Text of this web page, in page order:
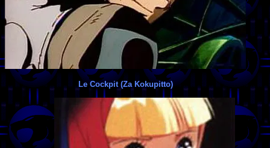
Le Cockpit (Za Kokupitto)